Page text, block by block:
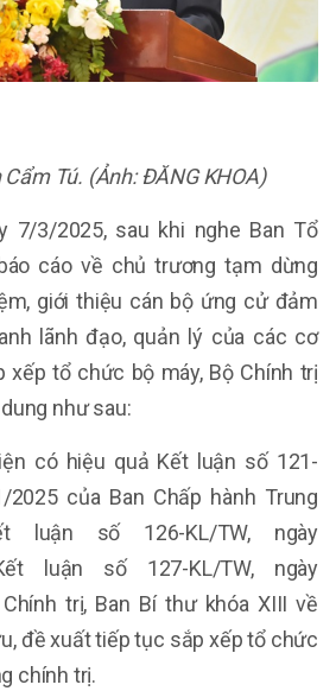
Tú. (Ảnh: ĐĂNG KHOA)
7/3/2025, sau khi nghe Ban Tổ
cáo về chủ trương tạm dừng
giới thiệu cán bộ ứng cử đảm
lãnh đạo, quản lý của các cơ
xếp tổ chức bộ máy, Bộ Chính trị
như sau:
có hiệu quả Kết luận số 121-
2025 của Ban Chấp hành Trung
luận số 126-KL/TW, ngày
luận số 127-KL/TW, ngày
trị, Ban Bí thư khóa XIII về
đề xuất tiếp tục sắp xếp tổ chức
chính trị.